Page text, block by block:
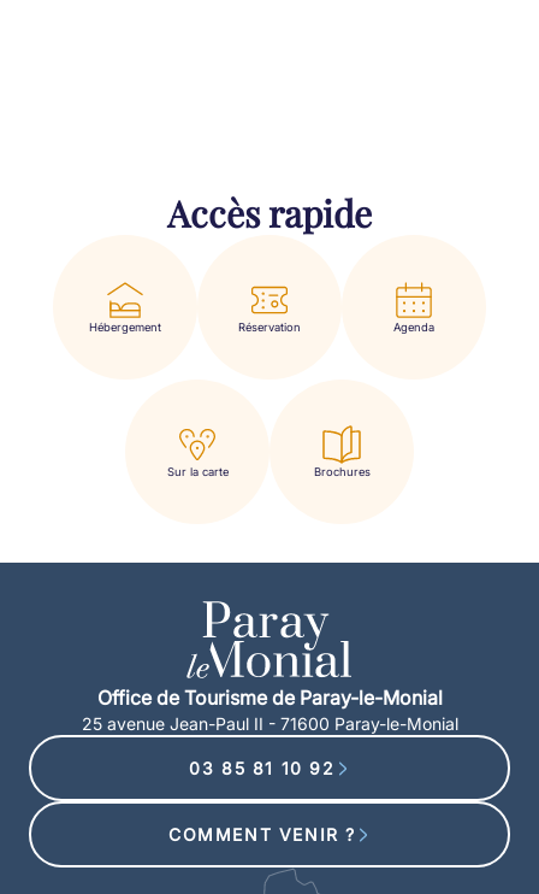
Accès rapide
Hébergement Réservation Agenda
Sur la carte Brochures
Office de Tourisme de Paray-le-Monial
25 avenue Jean-Paul II - 71600 Paray-le-Monial
03 85 81 10 92
COMMENT VENIR ?